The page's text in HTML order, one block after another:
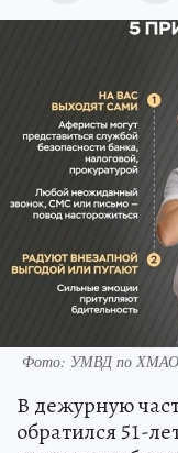
Фото: УМВД по
В дежурную
обратился 51-